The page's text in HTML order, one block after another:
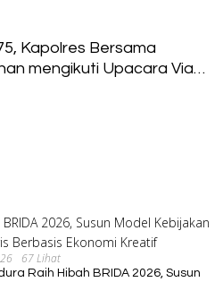
Bersama
mengikuti Upacara Via
67 Lihat
Raih Hibah BRIDA 2026, Susun